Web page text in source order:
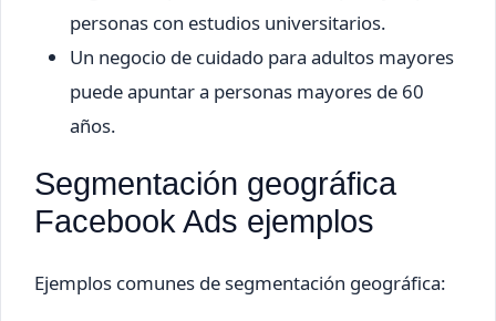
personas con estudios universitarios.
Un negocio de cuidado para adultos mayores
puede apuntar a personas mayores de 60
años.
Segmentación geográfica
Facebook Ads ejemplos
Ejemplos comunes de segmentación geográfica: